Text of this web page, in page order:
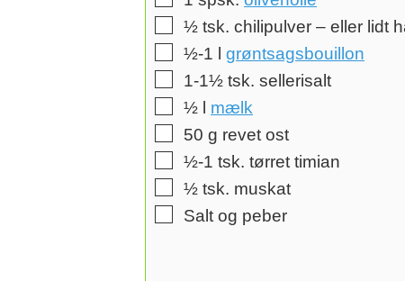
▢
½ tsk. chilipulver – eller lidt
▢
½-1
grøntsagsbouillon
▢
1-1½ tsk. sellerisalt
▢
½
mælk
▢
50 g revet ost
▢
½-1 tsk. tørret timian
▢
½ tsk. muskat
▢
Salt og peber